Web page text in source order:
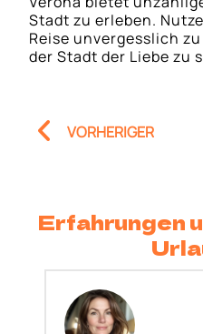
Stadt zu erleben.
Reise unvergesslich
der Stadt der Liebe zu
Prev
VORHERIGER
Erfahrungen